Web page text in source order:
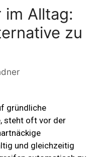
im Alltag:
zu
gründliche
steht oft vor der
und gleichzeitig